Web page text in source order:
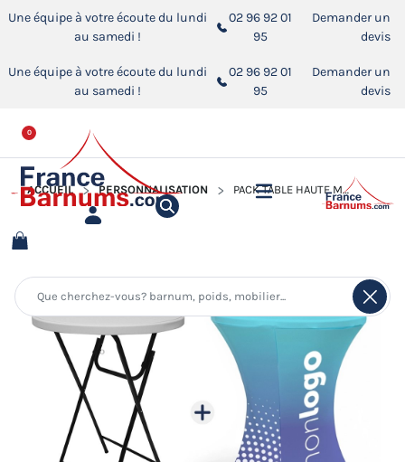
Une équipe à votre écoute du lundi
au samedi !
02 96 92 01
95
Demander un
devis
Une équipe à votre écoute du lundi
au samedi !
02 96 92 01
95
Demander un
devis
0
ACCUEIL PERSONNALISATION PACK TABLE HAUTE MANGE-DEBOUT PLIANT + HOUSSE IMPRIMÉE